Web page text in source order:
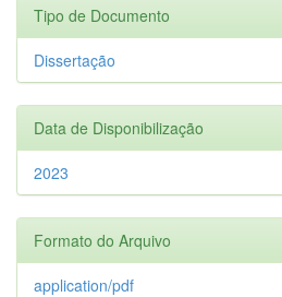
Tipo de Documento
Dissertação
Data de Disponibilização
2023
Formato do Arquivo
application/pdf